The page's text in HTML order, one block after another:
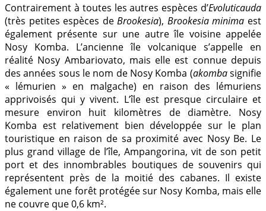
Contrairement à toutes les autres espèces d’Evoluticauda
(très petites espèces deBrookesia), Brookesia minima est
également présente sur une autre île voisine appelée
Nosy Komba. L’ancienne île volcanique s’appelle en
réalité Nosy Ambariovato, mais elle est connue depuis
des années sous le nom de Nosy Komba (akombasignifie
« lémurien » en malgache) en raison des lémuriens
apprivoisés qui y vivent. L’île est presque circulaire et
mesure environ huit kilomètres de diamètre. Nosy
Komba est relativement bien développée sur le plan
touristique en raison de sa proximité avec Nosy Be. Le
plus grand village de l’île, Ampangorina, vit de son petit
port et des innombrables boutiques de souvenirs qui
représentent près de la moitié des cabanes. Il existe
également une forêt protégée sur Nosy Komba, mais elle
ne couvre que 0,6 km².